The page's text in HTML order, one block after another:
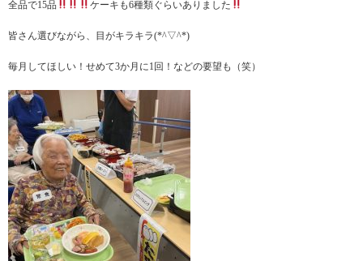
全品で15品 ケーキも6種類ぐらいありました
皆さん選びながら、目がキラキラ(*^▽^*)
毎月してほしい！せめて3か月に1回！などの要望も（笑）